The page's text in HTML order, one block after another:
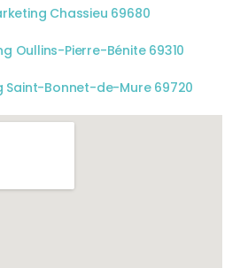
Chassieu 69680
Oullins-Pierre-Bénite 69310
Saint-Bonnet-de-Mure 69720